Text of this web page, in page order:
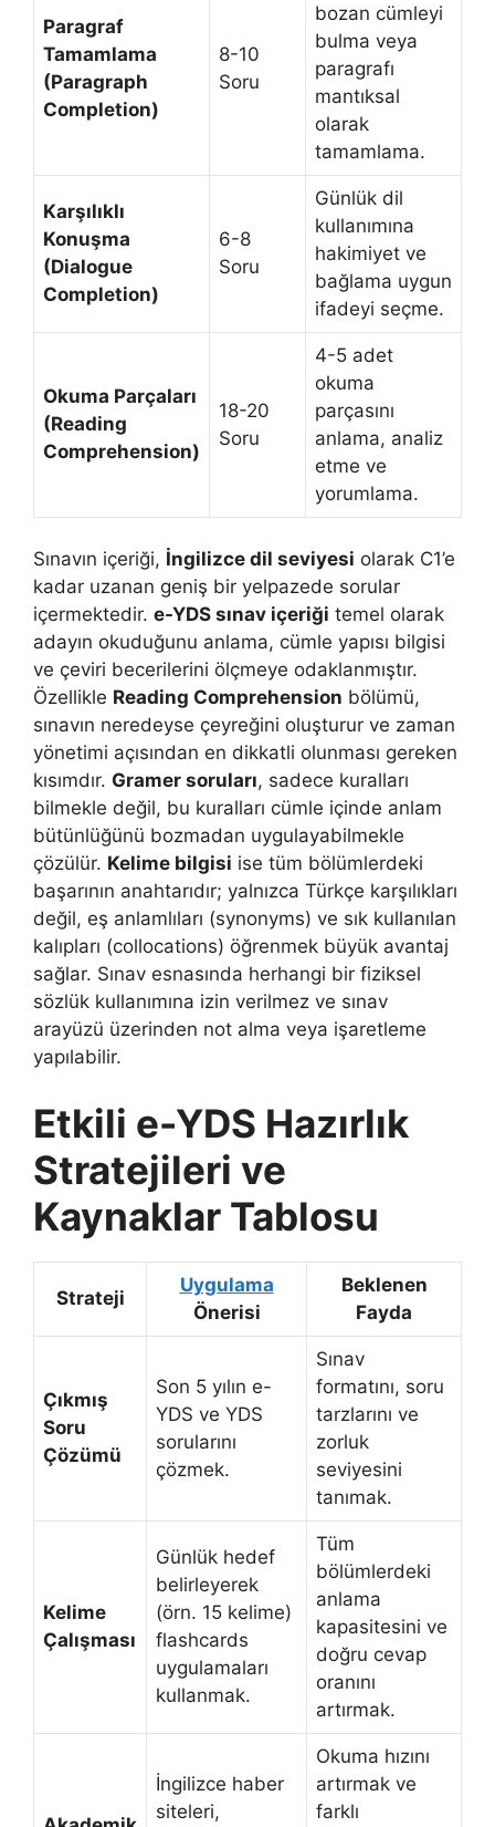
Paragraf
Tamamlama
(Paragraph
Completion)
8-10
Soru
bozan cümleyi
bulma veya
paragrafı
mantıksal
olarak
tamamlama.
Karşılıklı
Konuşma
(Dialogue
Completion)
6-8
Soru
Günlük dil
kullanımına
hakimiyet ve
bağlama uygun
ifadeyi seçme.
Okuma Parçaları
(Reading
Comprehension)
18-20
Soru
4-5 adet
okuma
parçasını
anlama, analiz
etme ve
yorumlama.
Sınavın içeriği, İngilizce dil seviyesi olarak C1’e
kadar uzanan geniş bir yelpazede sorular
içermektedir. e-YDS sınav içeriği temel olarak
adayın okuduğunu anlama, cümle yapısı bilgisi
ve çeviri becerilerini ölçmeye odaklanmıştır.
Özellikle Reading Comprehension bölümü,
sınavın neredeyse çeyreğini oluşturur ve zaman
yönetimi açısından en dikkatli olunması gereken
kısımdır. Gramer soruları, sadece kuralları
bilmekle değil, bu kuralları cümle içinde anlam
bütünlüğünü bozmadan uygulayabilmekle
çözülür. Kelime bilgisi ise tüm bölümlerdeki
başarının anahtarıdır; yalnızca Türkçe karşılıkları
değil, eş anlamlıları (synonyms) ve sık kullanılan
kalıpları (collocations) öğrenmek büyük avantaj
sağlar. Sınav esnasında herhangi bir fiziksel
sözlük kullanımına izin verilmez ve sınav
arayüzü üzerinden not alma veya işaretleme
yapılabilir.
Etkili e-YDS Hazırlık
Stratejileri ve
Kaynaklar Tablosu
Strateji
Uygulama
Önerisi
Beklenen
Fayda
Çıkmış
Soru
Çözümü
Son 5 yılın e-
YDS ve YDS
sorularını
çözmek.
Sınav
formatını, soru
tarzlarını ve
zorluk
seviyesini
tanımak.
Kelime
Çalışması
Günlük hedef
belirleyerek
(örn. 15 kelime)
flashcards
uygulamaları
kullanmak.
Tüm
bölümlerdeki
anlama
kapasitesini ve
doğru cevap
oranını
artırmak.
İngilizce haber
siteleri,
Okuma hızını
artırmak ve
farklı